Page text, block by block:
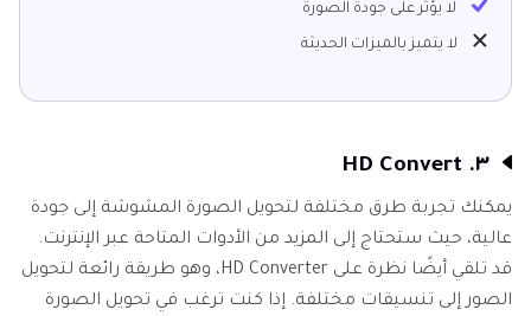
لا يؤثر على جودة الصورة
لا يتميز بالميزات الحديثة
يمكنك تجربة طرق مختلفة لتحويل الصورة المشوشة إلى جودة
عالية، حيث ستحتاج إلى المزيد من الأدوات المتاحة عبر الإنترنت.
قد تلقي أيضًا نظرة على HD Converter، وهو طريقة رائعة لتحويل
الصور إلى تنسيقات مختلفة. إذا كنت ترغب في تحويل الصورة